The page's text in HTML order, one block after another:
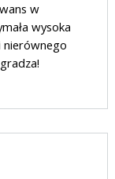
w
wysoka
nierównego